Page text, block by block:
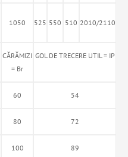
1050 525 550 510 2010/2110
CĂRĂMIZI
= Br
GOL DE TRECERE UTIL = IP
60 54
80 72
100 89